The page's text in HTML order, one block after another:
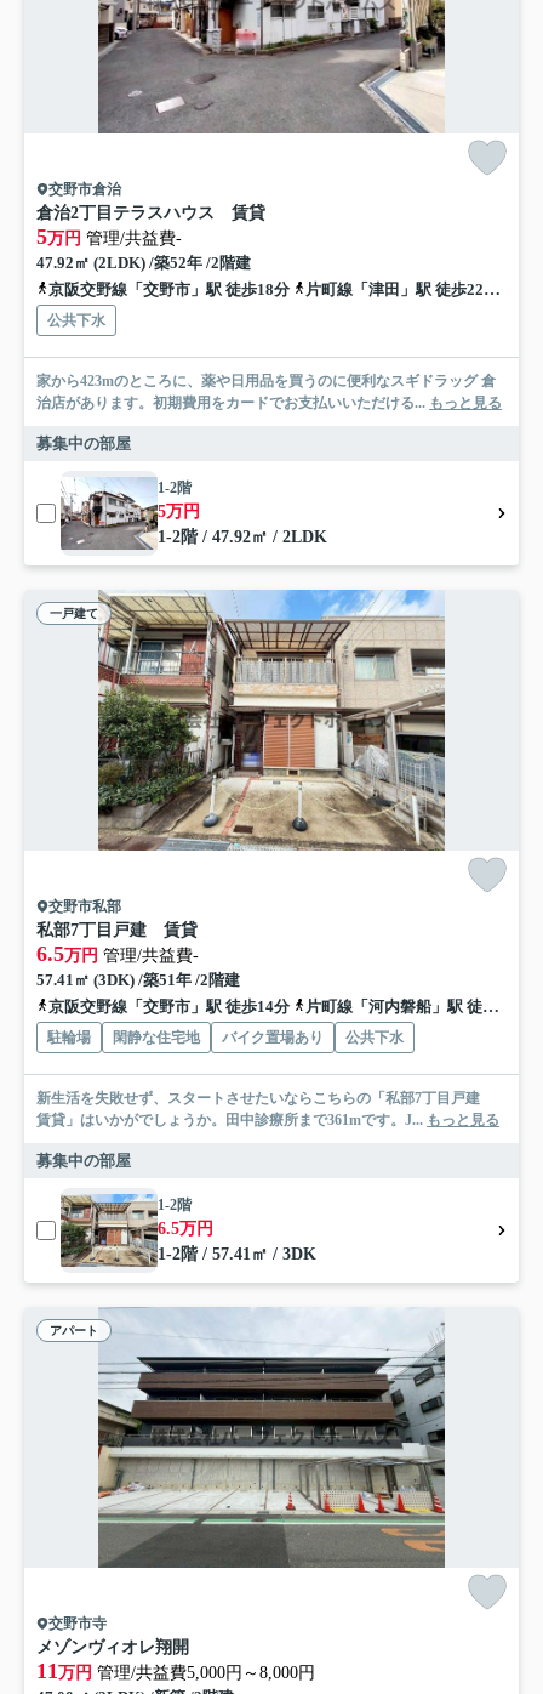
交野市倉治
倉治2丁目テラスハウス 賃貸
5万円 管理/共益費-
47.92㎡ (2LDK) /築52年 /2階建
京阪交野線「交野市」駅 徒歩18分
片町線「津田」駅 徒歩22分
公共下水
家から423mのところに、薬や日用品を買うのに便利なスギドラッグ 倉
治店があります。初期費用をカードでお支払いいただける... もっと見る
募集中の部屋
1-2階
5万円
1-2階 / 47.92㎡ / 2LDK
一戸建て
交野市私部
私部7丁目戸建 賃貸
6.5万円 管理/共益費-
57.41㎡ (3DK) /築51年 /2階建
京阪交野線「交野市」駅 徒歩14分
片町線「河内磐船」駅 徒歩25分
駐輪場 閑静な住宅地 バイク置場あり 公共下水
新生活を失敗せず、スタートさせたいならこちらの「私部7丁目戸建
賃貸」はいかがでしょうか。田中診療所まで361mです。J... もっと見る
募集中の部屋
1-2階
6.5万円
1-2階 / 57.41㎡ / 3DK
アパート
交野市寺
メゾンヴィオレ翔開
11 万円 管理/共益費5,000円～8,000円